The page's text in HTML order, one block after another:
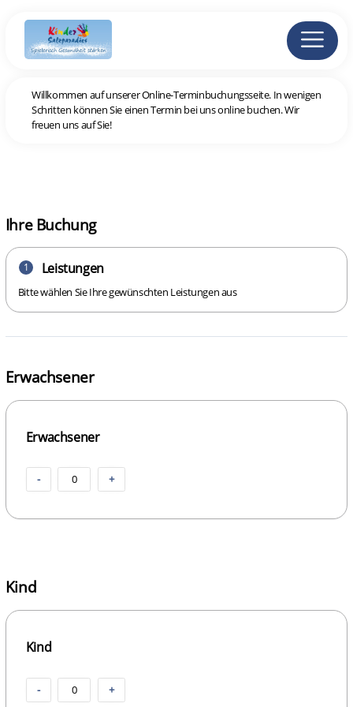
Willkommen auf unserer Online-Terminbuchungsseite. In wenigen
Schritten können Sie einen Termin bei uns online buchen. Wir
freuen uns auf Sie!
Erwachsener
Erwachsener
- 0 +
Kind
Kind
- 0 +
Ihre Buchung
1 Leistungen
Bitte wählen Sie Ihre gewünschten Leistungen aus